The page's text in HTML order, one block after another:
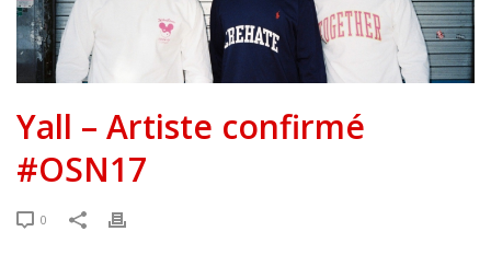
Yall – Artiste confirmé
#OSN17
0